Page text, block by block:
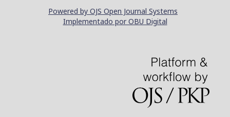
Powered by OJS Open Journal Systems
Implementado por OBU Digital